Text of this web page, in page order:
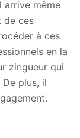
arrive même
de ces
à ces
en la
zingueur qui
plus, il